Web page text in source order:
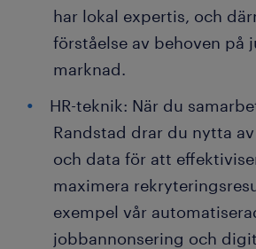
har lokal expertis, och
förståelse av behoven på
marknad.
HR-teknik: När du
Randstad drar du nytta
och data för att
maximera
exempel vår
jobbannonsering och